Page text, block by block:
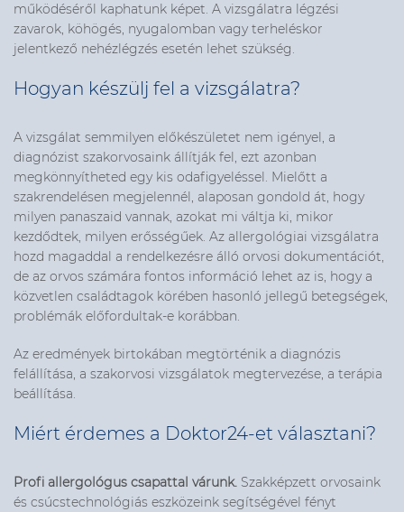
működéséről kaphatunk képet. A vizsgálatra légzési
zavarok, köhögés, nyugalomban vagy terheléskor
jelentkező nehézlégzés esetén lehet szükség.
Hogyan készülj fel a vizsgálatra?
A vizsgálat semmilyen előkészületet nem igényel, a
diagnózist szakorvosaink állítják fel, ezt azonban
megkönnyítheted egy kis odafigyeléssel. Mielőtt a
szakrendelésen megjelennél, alaposan gondold át, hogy
milyen panaszaid vannak, azokat mi váltja ki, mikor
kezdődtek, milyen erősségűek. Az allergológiai vizsgálatra
hozd magaddal a rendelkezésre álló orvosi dokumentációt,
de az orvos számára fontos információ lehet az is, hogy a
közvetlen családtagok körében hasonló jellegű betegségek,
problémák előfordultak-e korábban.
Az eredmények birtokában megtörténik a diagnózis
felállítása, a szakorvosi vizsgálatok megtervezése, a terápia
beállítása.
Miért érdemes a Doktor24-et választani?
Profi allergológus csapattal várunk. Szakképzett orvosaink
és csúcstechnológiás eszközeink segítségével fényt